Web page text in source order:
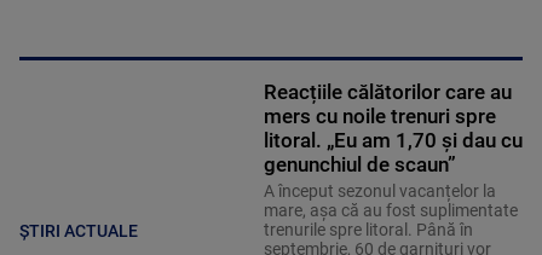
ȘTIRI ACTUALE
Reacțiile călătorilor care au
mers cu noile trenuri spre
litoral. „Eu am 1,70 și dau cu
genunchiul de scaun”
A început sezonul vacanțelor la
mare, așa că au fost suplimentate
trenurile spre litoral. Până în
septembrie, 60 de garnituri vor